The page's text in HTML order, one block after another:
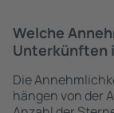
Welche
Unterkünften
Die
hängen von der